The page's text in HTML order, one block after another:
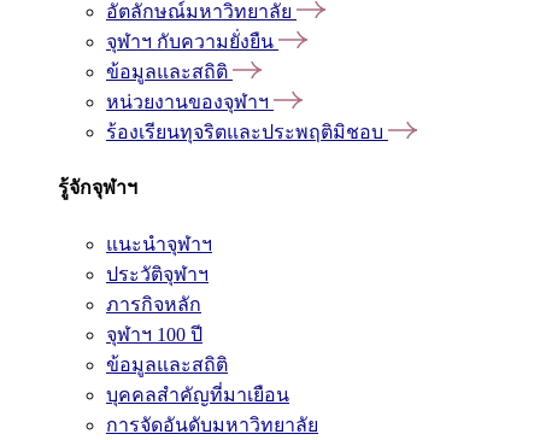
อัตลักษณ์มหาวิทยาลัย
จุฬาฯ กับความยั่งยืน
ข้อมูลและสถิติ
หน่วยงานของจุฬาฯ
ร้องเรียนทุจริตและประพฤติมิชอบ
รู้จักจุฬาฯ
แนะนำจุฬาฯ
ประวัติจุฬาฯ
ภารกิจหลัก
จุฬาฯ 100 ปี
ข้อมูลและสถิติ
บุคคลสำคัญที่มาเยือน
การจัดอันดับมหาวิทยาลัย